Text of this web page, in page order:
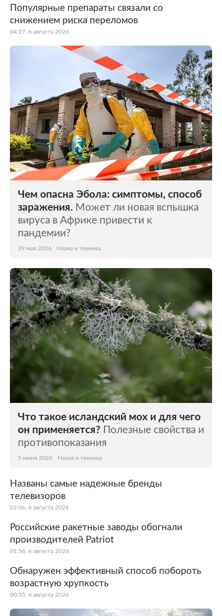
Популярные препараты связали со
снижением риска переломов
04:27, 6 августа 2026
Чем опасна Эбола: симптомы, способ
заражения. Может ли новая вспышка
вируса в Африке привести к
пандемии?
29 мая 2026 Наука и техника
Что такое исландский мох и для чего
он применяется? Полезные свойства и
противопоказания
5 июня 2026 Наука и техника
Названы самые надежные бренды
телевизоров
02:06, 6 августа 2026
Российские ракетные заводы обогнали
производителей Patriot
01:56, 6 августа 2026
Обнаружен эффективный способ побороть
возрастную хрупкость
00:35, 6 августа 2026